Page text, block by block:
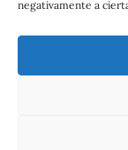
negativamente a
© 2026 Viajes el